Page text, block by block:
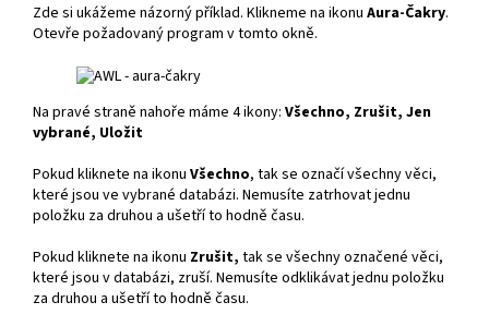
Zde si ukážeme názorný příklad. Klikneme na ikonu Aura-Čakry.
Otevře požadovaný program v tomto okně.
Na pravé straně nahoře máme 4 ikony: Všechno, Zrušit, Jen
vybrané, Uložit
Pokud kliknete na ikonu Všechno, tak se označí všechny věci,
které jsou ve vybrané databázi. Nemusíte zatrhovat jednu
položku za druhou a ušetří to hodně času.
Pokud kliknete na ikonu Zrušit, tak se všechny označené věci,
které jsou v databázi, zruší. Nemusíte odklikávat jednu položku
za druhou a ušetří to hodně času.